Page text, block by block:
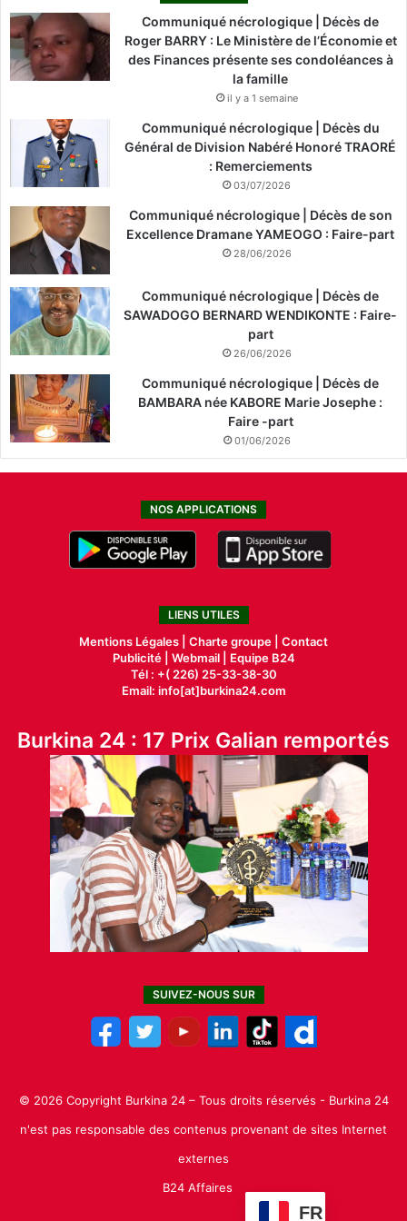
Communiqué nécrologique | Décès de
Roger BARRY : Le Ministère de l’Économie et
des Finances présente ses condoléances à
la famille
il y a 1 semaine
Communiqué nécrologique | Décès du
Général de Division Nabéré Honoré TRAORÉ
: Remerciements
03/07/2026
Communiqué nécrologique | Décès de son
Excellence Dramane YAMEOGO : Faire-part
28/06/2026
Communiqué nécrologique | Décès de
SAWADOGO BERNARD WENDIKONTE : Faire-
part
26/06/2026
Communiqué nécrologique | Décès de
BAMBARA née KABORE Marie Josephe :
Faire -part
01/06/2026
NOS APPLICATIONS
LIENS UTILES
Mentions Légales | Charte groupe | Contact
Publicité| Webmail |
Equipe B24
Tél : +( 226) 25-33-38-30
Email: info[at]burkina24.com
Burkina 24 : 17 Prix Galian remportés
SUIVEZ-NOUS SUR
© 2026 Copyright Burkina 24 – Tous droits réservés - Burkina 24
n'est pas responsable des contenus provenant de sites Internet
externes
B24 Affaires
FR